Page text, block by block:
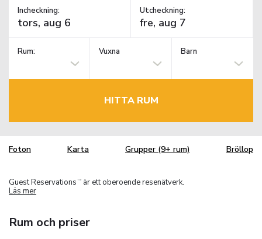
Incheckning: Utcheckning:
Rum: Vuxna Barn
HITTA RUM
Foton Karta Grupper (9+ rum) Bröllop
Guest Reservations TM
är ett oberoende resenätverk.
Läs mer
Rum och priser